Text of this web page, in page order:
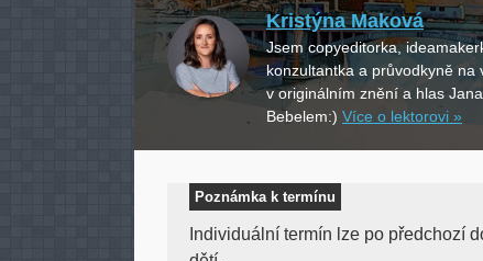
Kristýna Maková
Jsem copyeditorka,
konzultantka a průvodkyně na
v originálním znění a hlas
Bebelem:) Více o lektorovi »
Poznámka k termínu
Individuální termín lze po předchozí